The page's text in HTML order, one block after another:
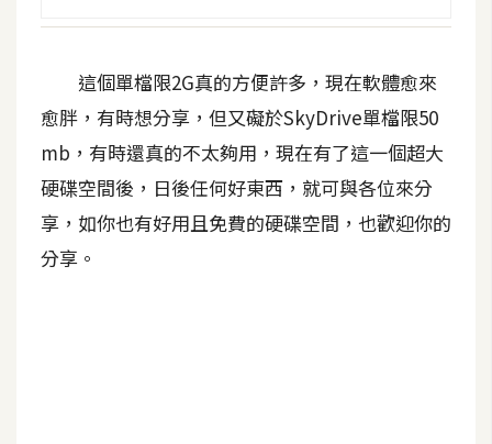
A
C
開
箱
這個單檔限2G真的方便許多，現在軟體愈來
愈胖，有時想分享，但又礙於SkyDrive單檔限50
mb，有時還真的不太夠用，現在有了這一個超大
硬碟空間後，日後任何好東西，就可與各位來分
享，如你也有好用且免費的硬碟空間，也歡迎你的
分享。